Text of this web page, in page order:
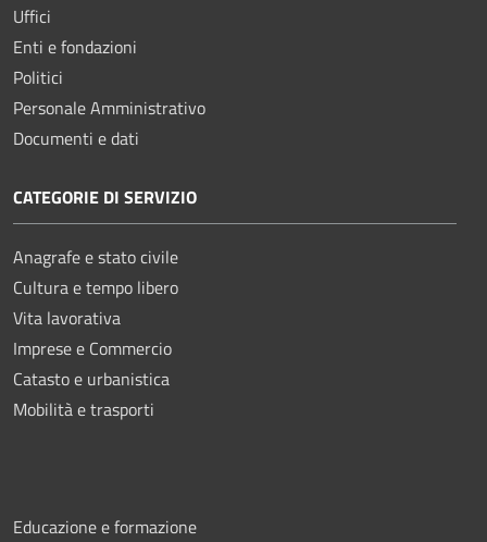
Uffici
Enti e fondazioni
Politici
Personale Amministrativo
Documenti e dati
CATEGORIE DI SERVIZIO
Anagrafe e stato civile
Cultura e tempo libero
Vita lavorativa
Imprese e Commercio
Catasto e urbanistica
Mobilità e trasporti
Educazione e formazione